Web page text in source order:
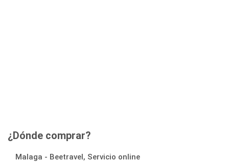
¿Dónde comprar?
Malaga - Beetravel, Servicio online